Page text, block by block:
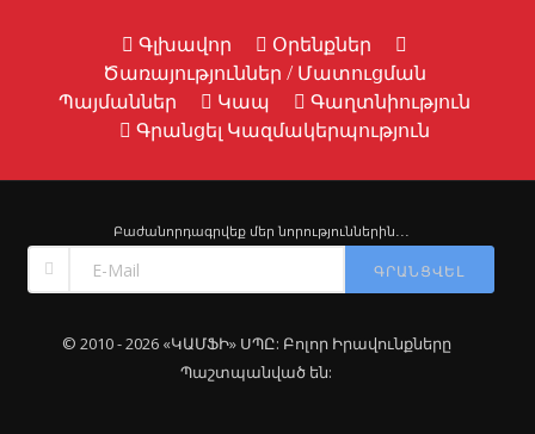
Գլխավոր
Օրենքներ
Ծառայություններ / Մատուցման
Պայմաններ
Կապ
Գաղտնիություն
Գրանցել Կազմակերպություն
Բաժանորդագրվեք մեր նորություններին․․․
ԳՐԱՆՑՎԵԼ
© 2010 - 2026 «ԿԱՄՖԻ» ՍՊԸ: Բոլոր Իրավունքները
Պաշտպանված են: